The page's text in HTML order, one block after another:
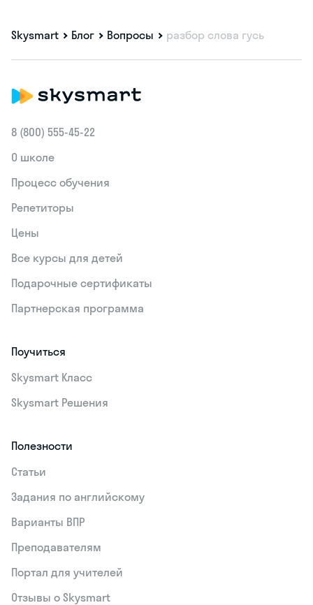
Skysmart Блог Вопросы разбор слова гусь
8 (800) 555‑45-22
О школе
Процесс обучения
Репетиторы
Цены
Все курсы для детей
Подарочные сертификаты
Партнерская программа
Поучиться
Skysmart Класс
Skysmart Решения
Полезности
Статьи
Задания по английскому
Варианты ВПР
Преподавателям
Портал для учителей
Отзывы о Skysmart